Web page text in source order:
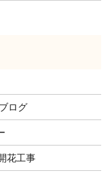
ログ
花工事